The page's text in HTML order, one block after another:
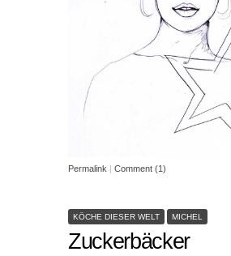
Permalink Comment (1)
KÖCHE DIESER WELT MICHEL
Zuckerbäcker